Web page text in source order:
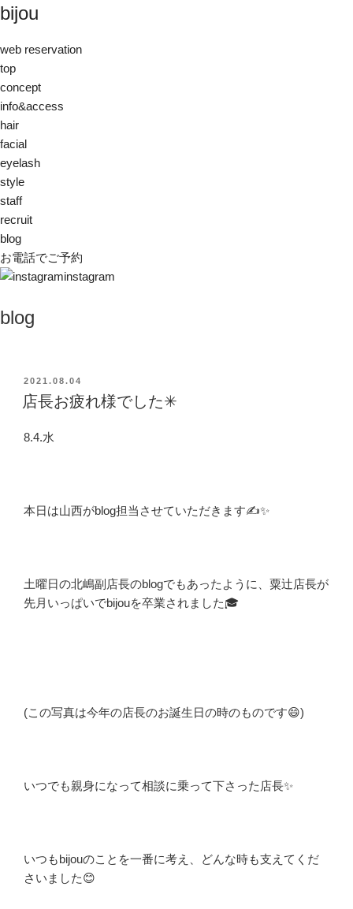
bijou
web reservation
top
concept
info&access
hair
facial
eyelash
style
staff
recruit
blog
お電話でご予約
instagram
blog
投
稿
日:
2021.08.04
店長お疲れ様でした✳︎
8.4.水
本日は山西がblog担当させていただきます✍️✨
土曜日の北嶋副店長のblogでもあったように、粟辻店長が
先月いっぱいでbijouを卒業されました🎓
(この写真は今年の店長のお誕生日の時のものです😄)
いつでも親身になって相談に乗って下さった店長✨
いつもbijouのことを一番に考え、どんな時も支えてくだ
さいました😊